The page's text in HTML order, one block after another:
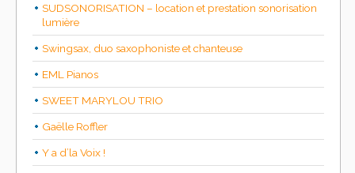
SUDSONORISATION – location et prestation sonorisation
lumière
Swingsax, duo saxophoniste et chanteuse
EML Pianos
SWEET MARYLOU TRIO
Gaëlle Roffler
Y a d’la Voix !